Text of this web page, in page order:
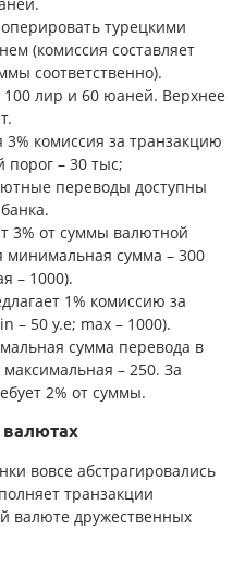
турецкими
(комиссия составляет
соответственно).
лир и 60 юаней. Верхнее
3% комиссия за транзакцию
– 30 тыс;
переводы доступны
3% от суммы валютной
минимальная сумма – 300
– 1000).
1% комиссию за
– 50 у.е; max – 1000).
сумма перевода в
– 250. За
2% от суммы.
валютах
вовсе абстрагировались
транзакции
валюте дружественных